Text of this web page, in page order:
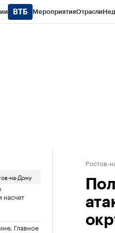
МероприятияОтрасли
на-Дону
насчет
Главное
Ростов-